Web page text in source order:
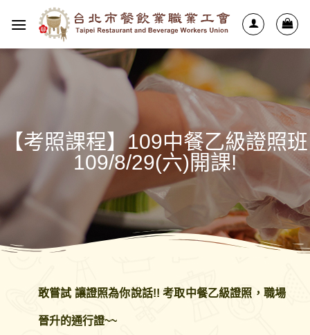
【考照課程】109中餐乙級證照班
109/8/29(六)開課!
敢嘗試 讓證照為你說話!! 考取中餐乙級證照，職場
晉升的通行證~~